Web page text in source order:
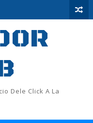
Dele Click A La